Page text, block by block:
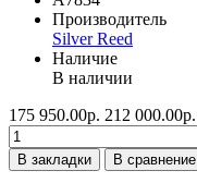
Производитель
Silver Reed
Наличие
В наличии
175 950.00р. 212 000.00р.
В закладки
В сравнение